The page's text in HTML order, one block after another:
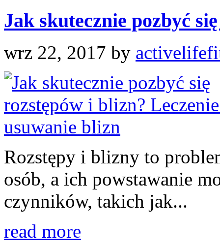
Jak skutecznie pozbyć
wrz 22, 2017 by
Rozstępy i blizny to
osób, a ich powstawanie
czynników, takich jak...
read more